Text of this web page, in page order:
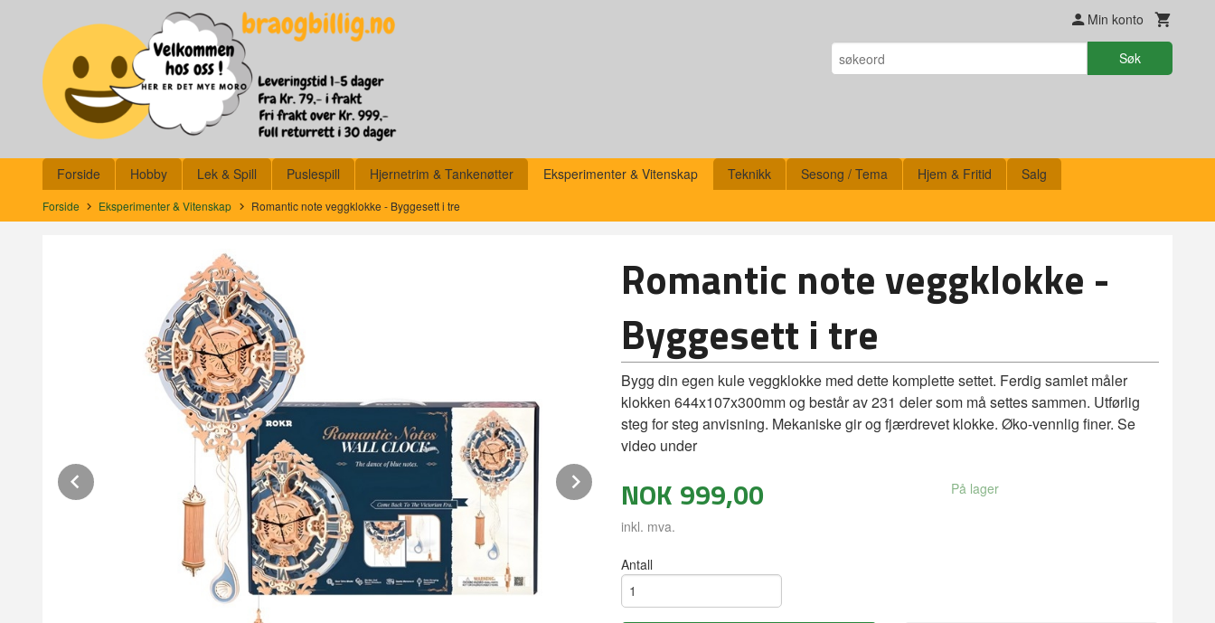
innholdet
Min konto
Søk
Produkter
Forside Hobby Lek & Spill Puslespill Hjernetrim & Tankenøtter Eksperimenter & Vitenskap Teknikk Sesong / Tema Hjem & Fritid Salg
Forside Eksperimenter & Vitenskap Romantic note veggklokke - Byggesett i tre
Next
Romantic note veggklokke -
Byggesett i tre
Bygg din egen kule veggklokke med dette komplette settet. Ferdig samlet måler
klokken 644x107x300mm og består av 231 deler som må settes sammen. Utførlig
steg for steg anvisning. Mekaniske gir og fjærdrevet klokke. Øko-vennlig finer. Se
video under
NOK 999,00
inkl. mva.
På lager
Antall